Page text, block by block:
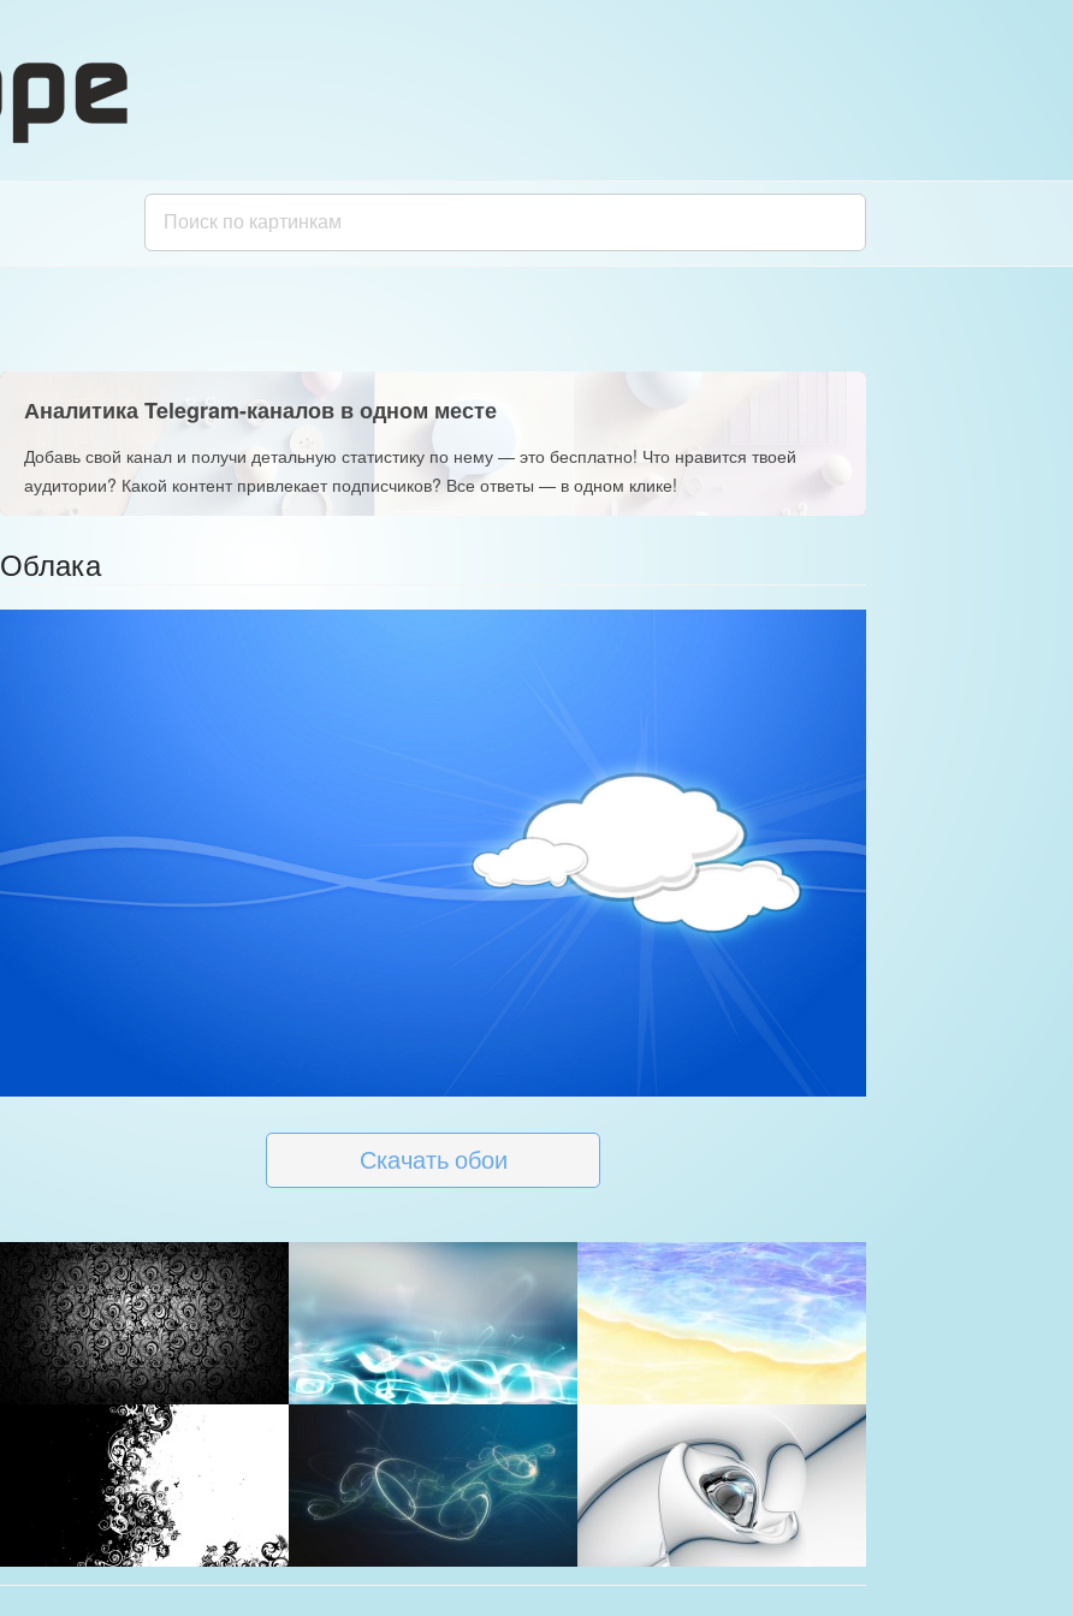
Аналитика Telegram-каналов в одном месте
Добавь свой канал и получи детальную статистику по нему — это бесплатно! Что нравится твоей
аудитории? Какой контент привлекает подписчиков? Все ответы — в одном клике!
Облака
Скачать обои